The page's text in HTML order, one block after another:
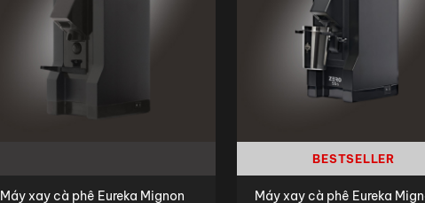
Máy xay cà phê Eureka Mignon
BESTSELLER
Máy xay cà phê Eureka